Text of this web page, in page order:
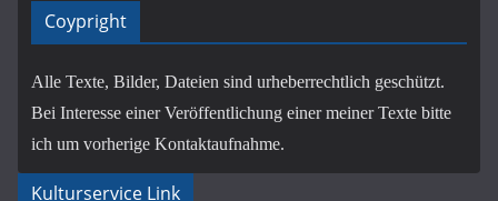
Coypright
Alle Texte, Bilder, Dateien sind urheberrechtlich geschützt.
Bei Interesse einer Veröffentlichung einer meiner Texte bitte
ich um vorherige Kontaktaufnahme.
Kulturservice Link